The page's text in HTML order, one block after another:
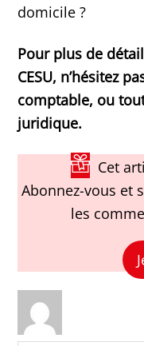
domicile ?
Pour plus de
CESU, n’hésitez
comptable, ou
juridique.
Cet
Abonnez-vous et
les